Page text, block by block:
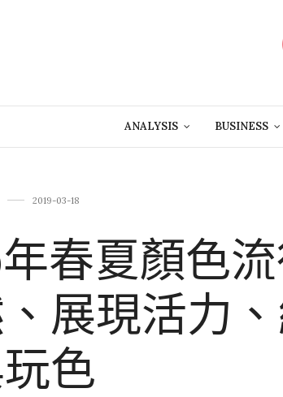
ANALYSIS BUSINESS
2019-03-18
年春夏顏色
展現活力
色